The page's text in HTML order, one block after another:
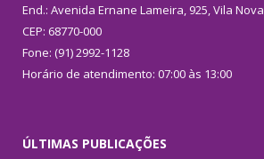
End.: Avenida Ernane Lameira, 925, Vila Nova
CEP: 68770-000
Fone: (91) 2992-1128
Horário de atendimento: 07:00 às 13:00
ÚLTIMAS PUBLICAÇÕES